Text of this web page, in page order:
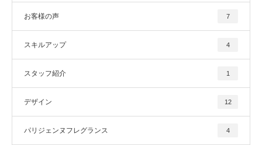
お客様の声 7
スキルアップ 4
スタッフ紹介 1
デザイン 12
パリジェンヌフレグランス 4